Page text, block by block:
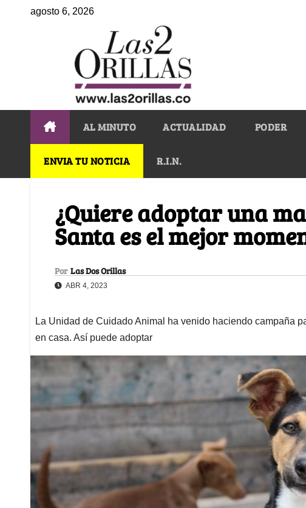
agosto 6, 2026
AL MINUTO ACTUALIDAD PODER
ENVIA TU NOTICIA R.I.N.
¿Quiere adoptar una
Santa es el mejor
Por Las Dos Orillas
ABR 4, 2023
La Unidad de Cuidado Animal ha venido haciendo campaña
en casa. Así puede adoptar